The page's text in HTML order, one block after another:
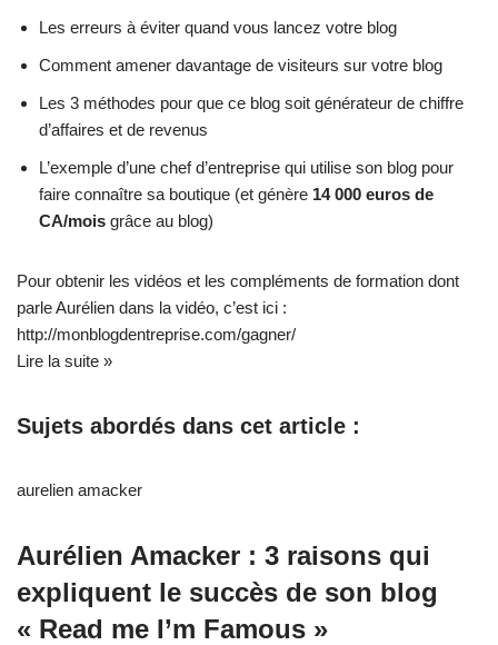
Les erreurs à éviter quand vous lancez votre blog
Comment amener davantage de visiteurs sur votre blog
Les 3 méthodes pour que ce blog soit générateur de chiffre
d’affaires et de revenus
L’exemple d’une chef d’entreprise qui utilise son blog pour
faire connaître sa boutique (et génère 14 000 euros de
CA/mois grâce au blog)
Pour obtenir les vidéos et les compléments de formation dont
parle Aurélien dans la vidéo, c’est ici :
http://monblogdentreprise.com/gagner/
Lire la suite »
Sujets abordés dans cet article :
aurelien amacker
Aurélien Amacker : 3 raisons qui
expliquent le succès de son blog
« Read me I’m Famous »